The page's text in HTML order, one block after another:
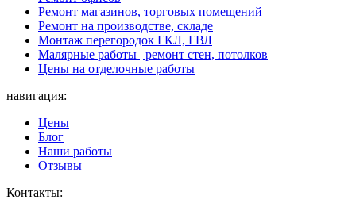
Ремонт магазинов, торговых помещений
Ремонт на производстве, складе
Монтаж перегородок ГКЛ, ГВЛ
Малярные работы | ремонт стен, потолков
Цены на отделочные работы
навигация:
Цены
Блог
Наши работы
Отзывы
Контакты: